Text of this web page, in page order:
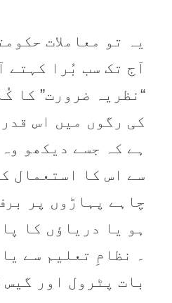
يہ تو معاملات
آج تک سب بُرا کہتے
“نظريہ ضرورت” کا
کی رگوں میں اس
ہے کہ جسے ديکھو
سے اس کا استعمال
چاہے پہاڑوں پر
ہو يا درياؤں کا
۔ نظامِ تعليم سے
بات پٹرول اور